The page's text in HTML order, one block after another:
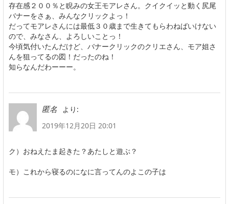
存在感２００％と睨みの女王モアレさん。クイクイッと動く尻尾
バナーをさぁ、みんなクリックよっ！
だってモアレさんには最低３０歳まで生きてもらわねばいけない
ので、みなさん、よろしいことっ！
今頃気付いたんだけど、バナークリックのクリエさん、モア姐さ
んを狙ってるの図！だったのね！
知らなんだわーーー。
匿名
より:
2019年12月20日 20:01
ク）おねえたま起きた？あたしと遊ぶ？
モ）これから寝るのになに言ってんのよこの子は